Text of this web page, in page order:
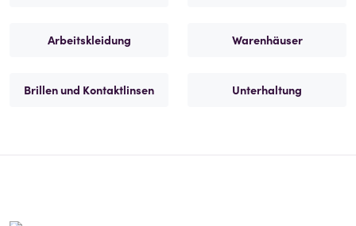
Arbeitskleidung Warenhäuser
Brillen und Kontaktlinsen Unterhaltung